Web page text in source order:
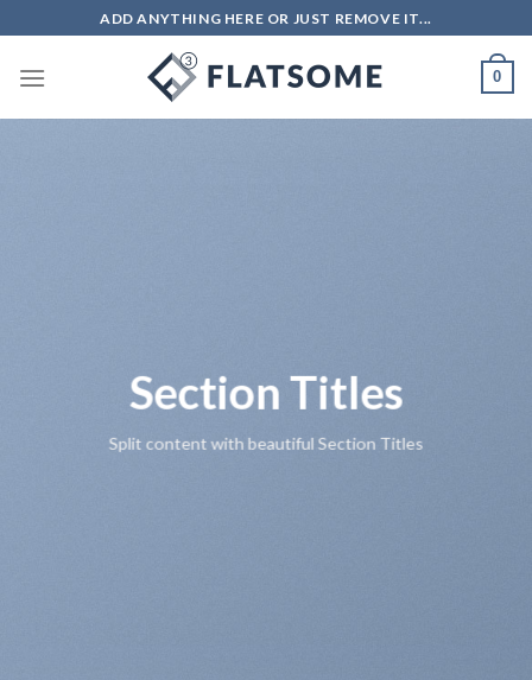
to
content
ADD ANYTHING HERE OR JUST REMOVE IT...
0
Section Titles
Split content with beautiful Section Titles